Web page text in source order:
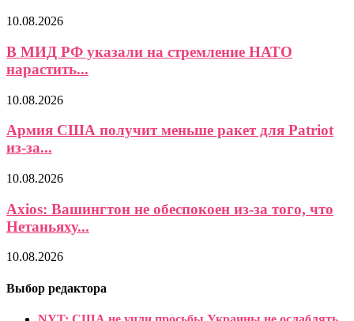
10.08.2026
В МИД РФ указали на стремление НАТО
нарастить...
10.08.2026
Армия США получит меньше ракет для Patriot
из-за...
10.08.2026
Axios: Вашингтон не обеспокоен из-за того, что
Нетаньяху...
10.08.2026
Выбор редактора